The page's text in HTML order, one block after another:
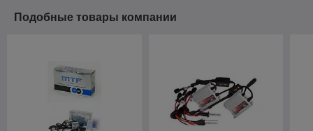
Подобные товары компании